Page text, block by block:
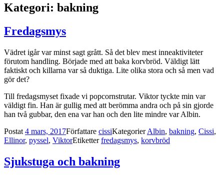
Kategori: bakning
Fredagsmys
Vädret igår var minst sagt grått. Så det blev mest inneaktiviteter
förutom handling. Började med att baka korvbröd. Väldigt lätt
faktiskt och killarna var så duktiga. Lite olika stora och så men vad
gör det?
Till fredagsmyset fixade vi popcornstrutar. Viktor tyckte min var
väldigt fin. Han är gullig med att berömma andra och på sin gjorde
han två gubbar, den ena var han och den lite mindre var Albin.
Postat 4 mars, 2017Författare cissiKategorierAlbin, bakning, Cissi,
Ellinor, pyssel, ViktorEtiketterfredagsmys, korvbröd
Sjukstuga och bakning